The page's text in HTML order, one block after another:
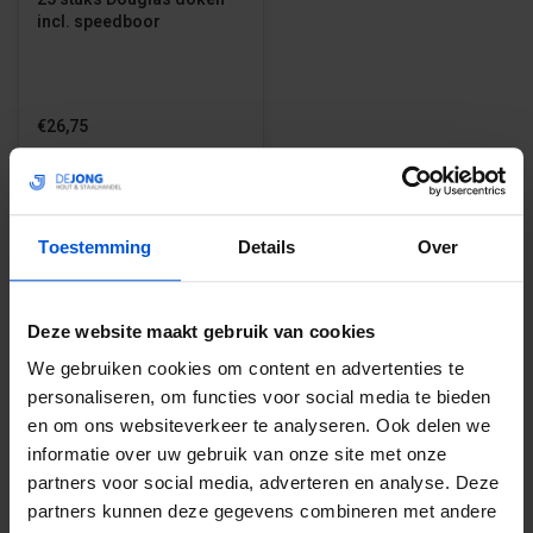
Toestemming Details Over
Deze website maakt gebruik van cookies
We gebruiken cookies om content en advertenties te
personaliseren, om functies voor social media te bieden
en om ons websiteverkeer te analyseren. Ook delen we
informatie over uw gebruik van onze site met onze
partners voor social media, adverteren en analyse. Deze
partners kunnen deze gegevens combineren met andere
incl. speedboor
€26,75
Voeg toe
Of je nu een hekwerk wilt plaatsen, een schutting wilt
bouwen, een pergola wilt versterken of een plantenbak
wilt bevestigen, wij hebben het juiste tuinbeslag voor jou.
Hieronder vind je meer informatie over de verschillende